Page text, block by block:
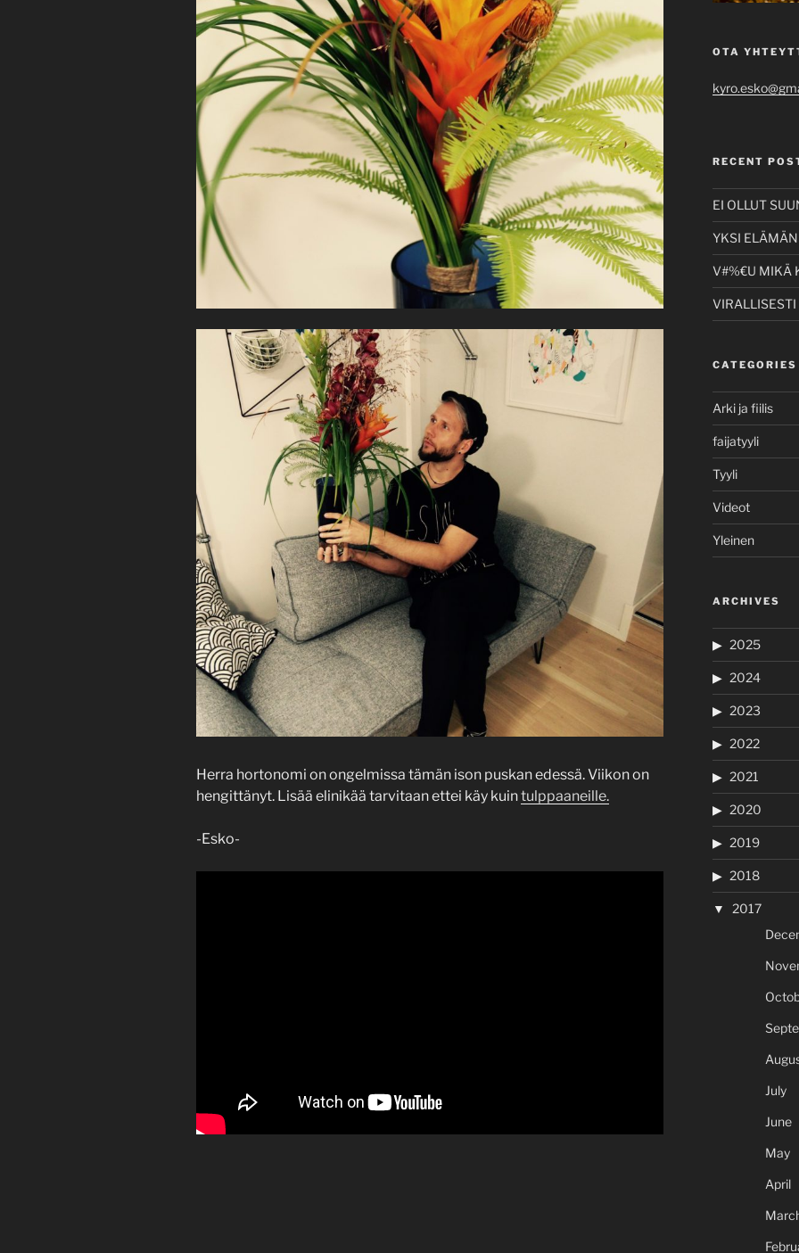
Herra hortonomi on ongelmissa tämän ison puskan edessä. Viikon on
hengittänyt. Lisää elinikää tarvitaan ettei käy kuintulppaaneille.
-Esko-
OTA
RECENT
EI OLLUT
YKSI
V#%€U MIKÄ
CATEGORIES
Arki ja fiilis
faijatyyli
Tyyli
Videot
Yleinen
ARCHIVES
2025
2024
2023
2022
2021
2020
2019
2018
2017
July
June
May
April